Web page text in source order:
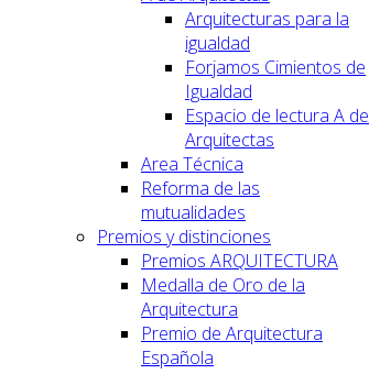
Arquitecturas para la
igualdad
Forjamos Cimientos de
Igualdad
Espacio de lectura A de
Arquitectas
Area Técnica
Reforma de las
mutualidades
Premios y distinciones
Premios ARQUITECTURA
Medalla de Oro de la
Arquitectura
Premio de Arquitectura
Española